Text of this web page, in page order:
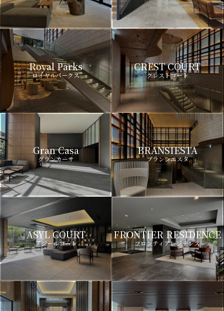
Royal Parks
ロイヤルパークス
CREST COURT
クレストコート
Gran Casa
グランカーサ
BRANSIESTA
ブランシエスタ
ASYL COURT
アジールコート
FRONTIER RESIDENCE
フロンティアレジデンス